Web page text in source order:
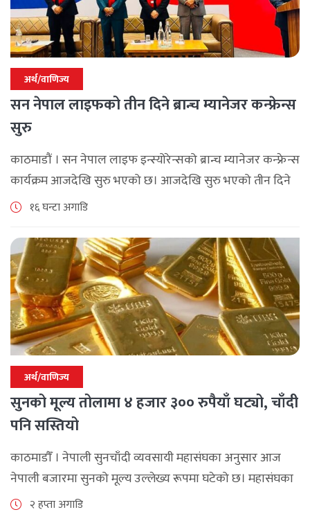
अर्थ/वाणिज्य
सन नेपाल लाइफको तीन दिने ब्रान्च म्यानेजर कन्फ्रेन्स
सुरु
काठमाडौं । सन नेपाल लाइफ इन्स्योरेन्सको ब्रान्च म्यानेजर कन्फ्रेन्स
कार्यक्रम आजदेखि सुरु भएको छ। आजदेखि सुरु भएको तीन दिने
ब्रान्च म्यानेजर कन्फ्रेन्स विभिन्न कार्यक्रमहरुका साथ भब्य साथ
१६ घन्टा अगाडि
अर्थ/वाणिज्य
सुनको मूल्य तोलामा ४ हजार ३०० रुपैयाँ घट्यो, चाँदी
पनि सस्तियो
काठमाडौँ । नेपाली सुनचाँदी व्यवसायी महासंघका अनुसार आज
नेपाली बजारमा सुनको मूल्य उल्लेख्य रूपमा घटेको छ। महासंघका
अनुसार छापावाल सुनको मूल्य आज प्रतितोला दुई लाख ८४ हजार
२ हप्ता अगाडि